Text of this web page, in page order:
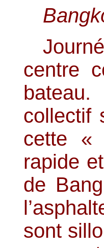
centre
collectif
cette «
rapide
de
sont